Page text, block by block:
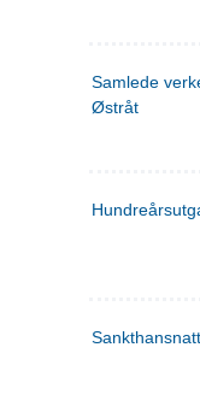
Samlede
Østråt